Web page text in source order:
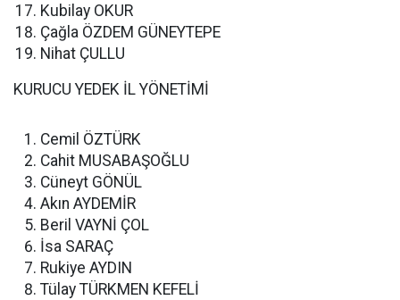
Kubilay OKUR
Çağla ÖZDEM GÜNEYTEPE
Nihat ÇULLU
KURUCU YEDEK İL YÖNETİMİ
Cemil ÖZTÜRK
Cahit MUSABAŞOĞLU
Cüneyt GÖNÜL
Akın AYDEMİR
Beril VAYNİ ÇOL
İsa SARAÇ
Rukiye AYDIN
Tülay TÜRKMEN KEFELİ